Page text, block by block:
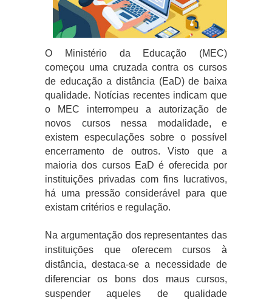
O Ministério da Educação (MEC)
começou uma cruzada contra os cursos
de educação a distância (EaD) de baixa
qualidade. Notícias recentes indicam que
o MEC interrompeu a autorização de
novos cursos nessa modalidade, e
existem especulações sobre o possível
encerramento de outros. Visto que a
maioria dos cursos EaD é oferecida por
instituições privadas com fins lucrativos,
há uma pressão considerável para que
existam critérios e regulação.
Na argumentação dos representantes das
instituições que oferecem cursos à
distância, destaca-se a necessidade de
diferenciar os bons dos maus cursos,
suspender aqueles de qualidade